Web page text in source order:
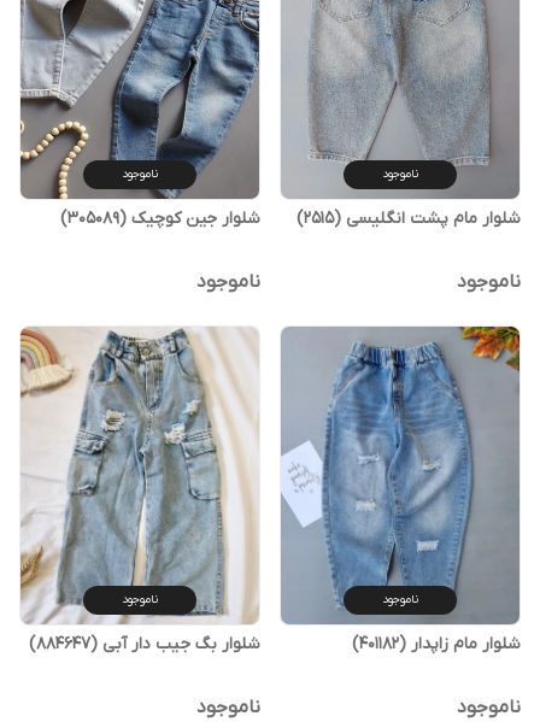
ناموجود
شلوار مام پشت انگلیسی (2515)
ناموجود
ناموجود
شلوار جین کوچیک (305089)
ناموجود
ناموجود
شلوار مام زاپدار (401182)
ناموجود
ناموجود
شلوار بگ جیب دار آبی (884647)
ناموجود